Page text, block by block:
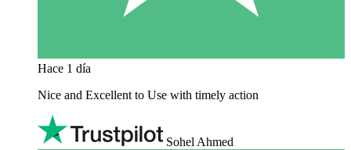
Hace 1 día
Nice and Excellent to Use with timely action
Sohel Ahmed